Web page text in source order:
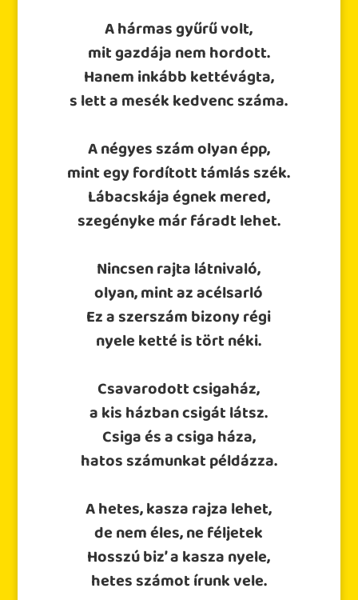
A hármas gyűrű volt,
mit gazdája nem hordott.
Hanem inkább kettévágta,
s lett a mesék kedvenc száma.
A négyes szám olyan épp,
mint egy fordított támlás szék.
Lábacskája égnek mered,
szegényke már fáradt lehet.
Nincsen rajta látnivaló,
olyan, mint az acélsarló
Ez a szerszám bizony régi
nyele ketté is tört néki.
Csavarodott csigaház,
a kis házban csigát látsz.
Csiga és a csiga háza,
hatos számunkat példázza.
A hetes, kasza rajza lehet,
de nem éles, ne féljetek
Hosszú biz’ a kasza nyele,
hetes számot írunk vele.